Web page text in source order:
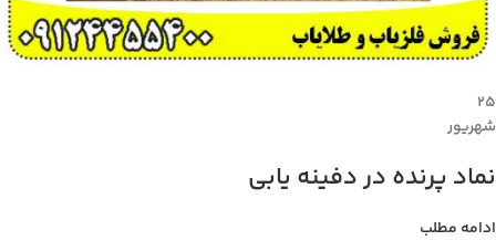
۲۵
شهریور
نماد پرنده در دفینه یابی
ادامه مطلب